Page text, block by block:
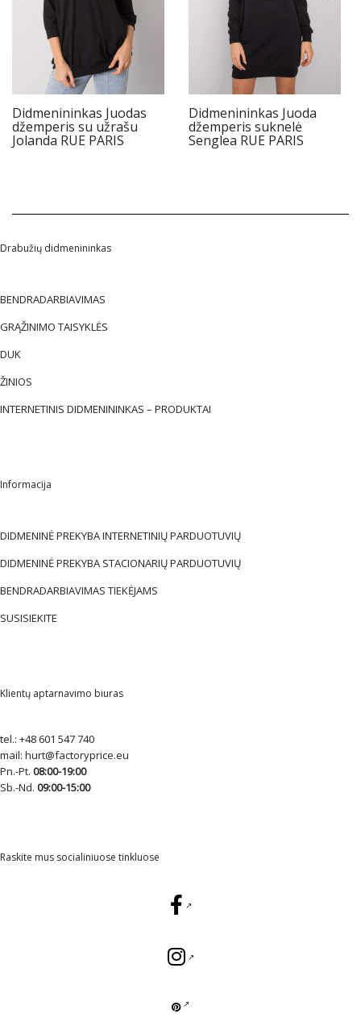
Didmenininkas Juodas
džemperis su užrašu
Jolanda RUE PARIS
Didmenininkas Juoda
džemperis suknelė
Senglea RUE PARIS
Drabužių didmenininkas
BENDRADARBIAVIMAS
GRĄŽINIMO TAISYKLĖS
DUK
ŽINIOS
INTERNETINIS DIDMENININKAS – PRODUKTAI
Informacija
DIDMENINĖ PREKYBA INTERNETINIŲ PARDUOTUVIŲ
DIDMENINĖ PREKYBA STACIONARIŲ PARDUOTUVIŲ
BENDRADARBIAVIMAS TIEKĖJAMS
SUSISIEKITE
Klientų aptarnavimo biuras
tel.: +48 601 547 740
mail: hurt@factoryprice.eu
Pn.-Pt. 08:00-19:00
Sb.-Nd. 09:00-15:00
Raskite mus socialiniuose tinkluose